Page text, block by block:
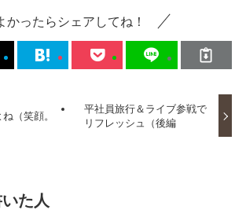
かったらシェアしてね！
（笑顔。
平社員旅行＆ライブ参戦で
リフレッシュ（後編
た人